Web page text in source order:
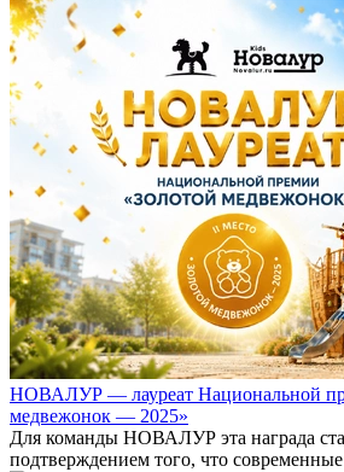
НОВАЛУР — лауреат Национальной
медвежонок — 2025»
Для команды НОВАЛУР эта награда
подтверждением того, что